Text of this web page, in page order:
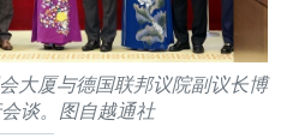
大厦与德国联邦议院副议长博
谈。图自越通社